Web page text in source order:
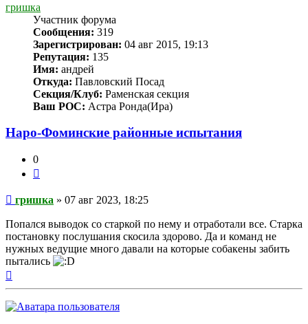
гришка
Участник форума
Сообщения: 319
Зарегистрирован: 04 авг 2015, 19:13
Репутация: 135
Имя: андрей
Откуда: Павловский Посад
Секция/Клуб: Раменская секция
Ваш РОС: Астра Ронда(Ира)
Наро-Фоминские районные испытания
0
Сообщение
гришка » 07 авг 2023, 18:25
Попался выводок со старкой по нему и отработали все. Старка
постановку послушания скосила здорово. Да и команд не
нужных ведущие много давали на которые собакены забить
пытались